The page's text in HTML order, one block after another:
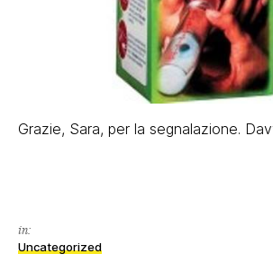
Grazie, Sara, per la segnalazione.
in:
Uncategorized